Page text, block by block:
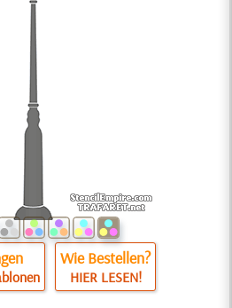
Wie Bestellen?
HIER LESEN!